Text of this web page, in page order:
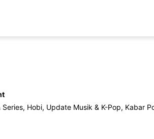
Series, Hobi, Update Musik & K-Pop, Kabar